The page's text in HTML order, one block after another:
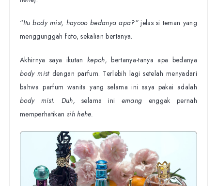
“Itu body mist, hayooo bedanya apa?”jelas si teman yang
menggunggah foto, sekalian bertanya.
Akhirnya saya ikutan kepoh,bertanya-tanya apa bedanya
body mist dengan parfum. Terlebih lagi setelah menyadari
bahwa parfum wanita yang selama ini saya pakai adalah
body mist. Duh, selama ini emang enggak pernah
memperhatikan sih hehe.